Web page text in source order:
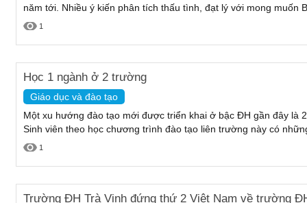
năm tới. Nhiều ý kiến phân tích thấu tình, đạt lý với mong muốn
1
Học 1 ngành ở 2 trường
Giáo dục và đào tạo
Một xu hướng đào tạo mới được triển khai ở bậc ĐH gần đây là
Sinh viên theo học chương trình đào tạo liên trường này có
1
Trường ĐH Trà Vinh đứng thứ 2 Việt Nam về trường